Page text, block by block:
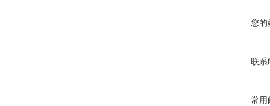
您的
联系
常用